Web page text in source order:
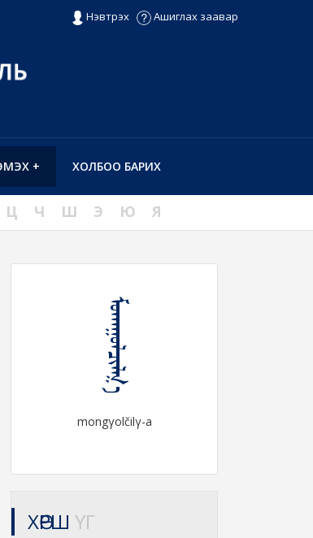
Нэвтрэх Ашиглах заавар
ХОЛБОО БАРИХ
+
Ц Ч Ш Э Ю Я
ᠮᠣᠨᠭᠭᠤᠯᠴᠢᠯᠭ᠎ᠠ
mongγolčilγ-a
ХӨРШ ҮГ